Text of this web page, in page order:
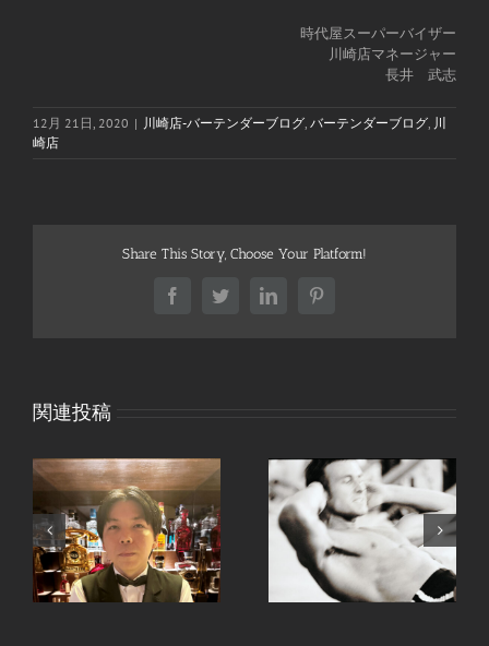
時代屋スーパーバイザー
川崎店マネージャー
長井 武志
12月 21日, 2020 | 川崎店-バーテンダーブログ バーテンダーブログ 川
崎店
Share This Story, Choose Your Platform!
FacebookTwitterLinkedInPinterest
関連投稿
継続は力なり。
手ピカジェルととうも
ろこし